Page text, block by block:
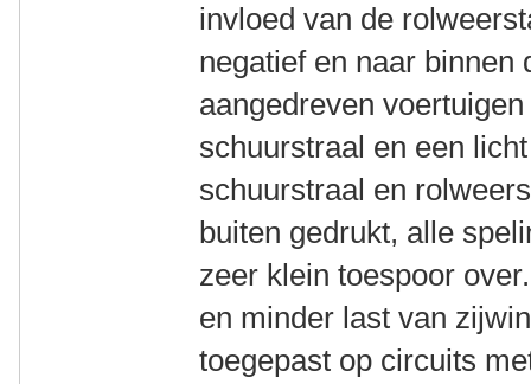
invloed van de
negatief en naar
aangedreven
schuurstraal en een
schuurstraal en
buiten gedrukt, alle
zeer klein toespoor
en minder last van
toegepast op circuits